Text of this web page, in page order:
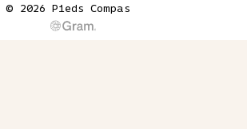
© 2026 Pieds Compas